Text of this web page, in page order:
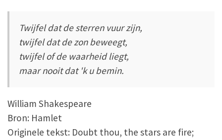
Twijfel dat de sterren vuur zijn,
twijfel dat de zon beweegt,
twijfel of de waarheid liegt,
maar nooit dat 'k u bemin.
William Shakespeare
Bron: Hamlet
Originele tekst: Doubt thou, the stars are fire;